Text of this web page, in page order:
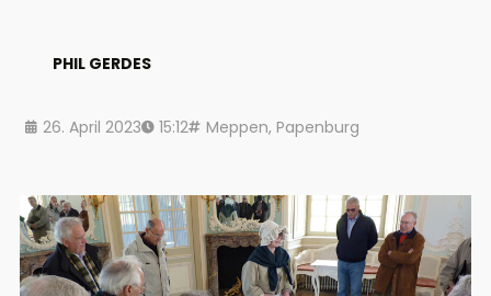
PHIL GERDES
26. April 2023 15:12 Meppen, Papenburg